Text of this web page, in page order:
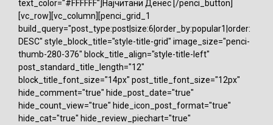
text_color="#FFFFFF"]Најчитани Денес [/penci_button]
[vc_row][vc_column][penci_grid_1
build_query="post_type:post|size:6|order_by:popular1|order:
DESC" style_block_title="style-title-grid" image_size="penci-
thumb-280-376" block_title_align="style-title-left"
post_standard_title_length="12"
block_title_font_size="14px" post_title_font_size="12px"
hide_comment="true" hide_post_date="true"
hide_count_view="true" hide_icon_post_format="true"
hide_cat="true" hide_review_piechart="true"